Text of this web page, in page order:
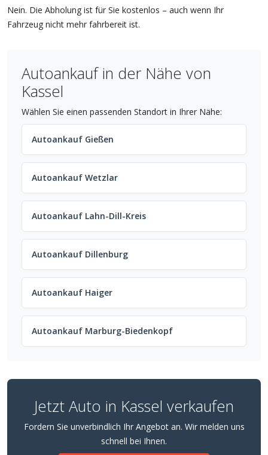
Nein. Die Abholung ist für Sie kostenlos – auch wenn Ihr
Fahrzeug nicht mehr fahrbereit ist.
Autoankauf in der Nähe von
Kassel
Wählen Sie einen passenden Standort in Ihrer Nähe:
Autoankauf Gießen
Autoankauf Wetzlar
Autoankauf Lahn-Dill-Kreis
Autoankauf Dillenburg
Autoankauf Haiger
Autoankauf Marburg-Biedenkopf
Jetzt Auto in Kassel verkaufen
Fordern Sie unverbindlich Ihr Angebot an. Wir melden uns
schnell bei Ihnen.